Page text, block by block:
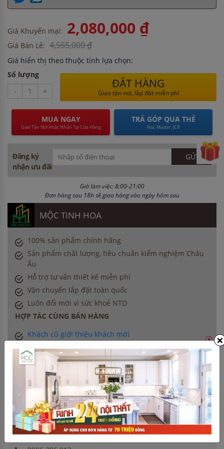
Giá Khuyến mại: 2,080,000 ₫
Giá Bán Lẻ: 4,555,000 ₫
Giá hiển thị theo thuộc tính lựa chọn:
Số lượng
-
+
ĐẶT HÀNG
Giao tận nơi, lắp đặt miễn phí
MUA NGAY
Giao Tận Nơi Hoặc Nhận Tại Cửa Hàng
TRẢ GÓP QUA THẺ
Visa, Master, JCB
Đăng ký
nhận ưu đãi
Giờ làm việc: 8:00-21:00
Đơn hàng sau 18h sẽ giao hàng vào ngày hôm sau
MỘC TINH HOA
100% sản phẩm chính hãng
Sản phẩm chất lượng, tiêu chuẩn kiểm nghiệm Châu
Âu
Hỗ trợ tư vấn thiết kế miễn phí
Vận chuyển lắp đặt toàn quốc
Luôn đổi mới vì sức khoẻ NTD
HỢP TÁC CÙNG BÁN HÀNG
Khách cũ giới thiệu khách mới
Dành cho CTV bán hàng
(Giới thiệu khách & nhận hoa hồng)
Kiến trúc sư nội thất, nhà thầu
(Chiết khấu đặc biệt cho công trình)
THÔNG TIN LIÊN HỆ
×